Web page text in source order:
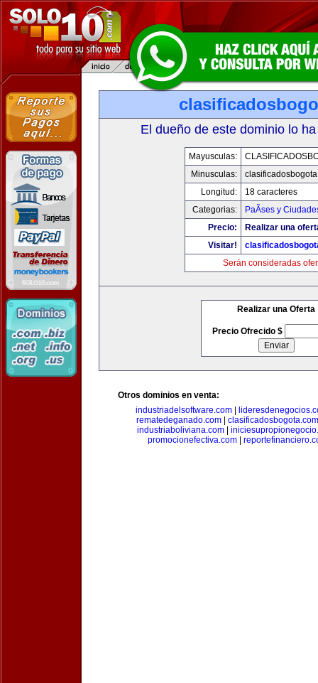
El dueño de este dominio lo
Mayusculas:
Minusculas:
Longitud:
18 caracteres
Categorias:
PaÃ­ses y
Precio:
Realizar una
Visitar!
Serán consideradas
Realizar una Oferta
Precio Ofrecido $
Otros dominios en venta:
industriadelsoftware.com
rematedeganado.com| clasificadosbogota.com
industriaboliviana.com|
promocionefectiva.com